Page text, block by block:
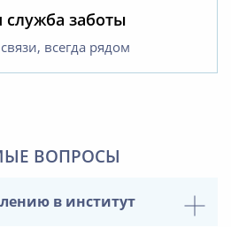
заботы
всегда рядом
ВОПРОСЫ
в институт